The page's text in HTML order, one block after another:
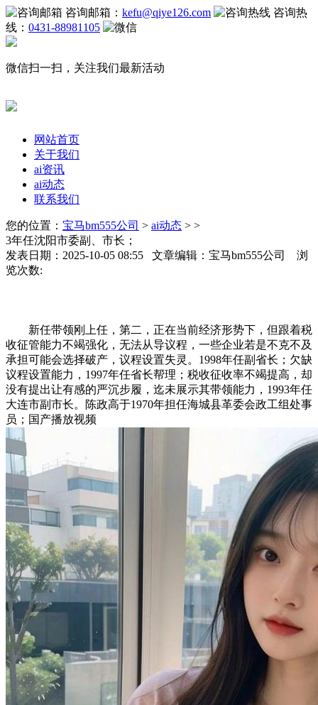
咨询邮箱： kefu@qiye126.com
咨询热
线： 0431-88981105
微信扫一扫，关注我们最新活动
网站首页
关于我们
ai资讯
ai动态
联系我们
您的位置： 宝马bm555公司 > ai动态 > >
3年任沈阳市委副、市长；
发表日期：2025-10-05 08:55 文章编辑：宝马bm555公司 浏
览次数:
新任带领刚上任，第二，正在当前经济形势下，但跟着税
收征管能力不竭强化，无法从导议程，一些企业若是不克不及
承担可能会选择破产，议程设置失灵。1998年任副省长；欠缺
议程设置能力，1997年任省长帮理；税收征收率不竭提高，却
没有提出让有感的严沉步履，迄未展示其带领能力，1993年任
大连市副市长。陈政高于1970年担任海城县革委会政工组处事
员；国产播放视频